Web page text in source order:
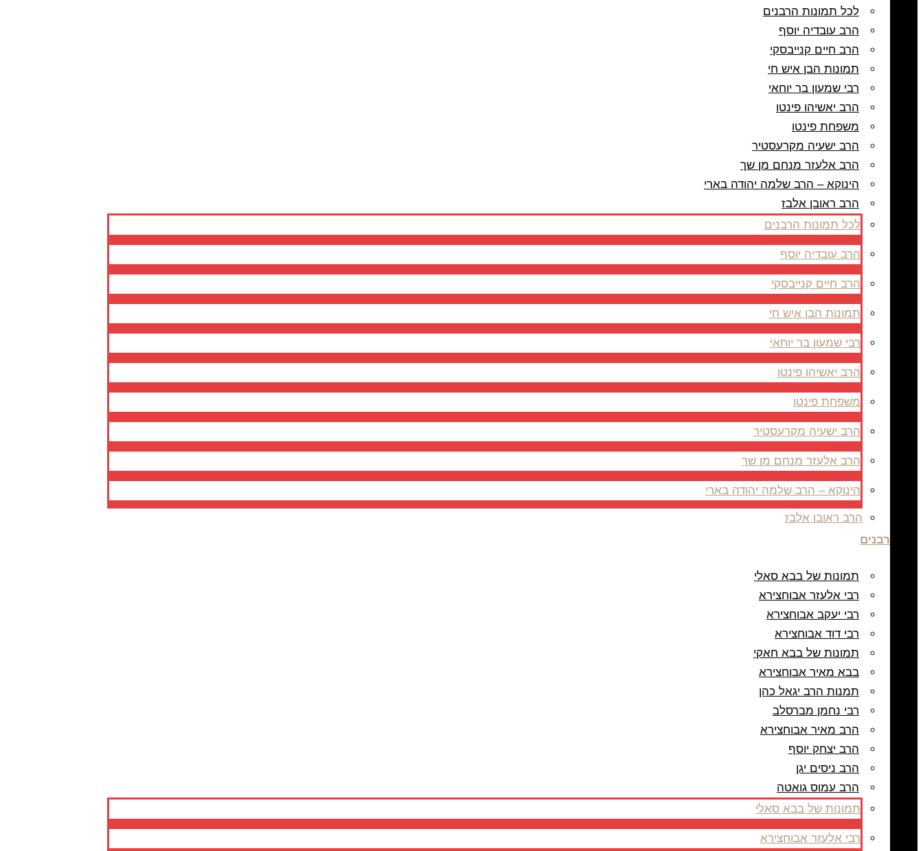
לכל תמונות הרבנים
הרב עובדיה יוסף
הרב חיים קנייבסקי
תמונות הבן איש חי
רבי שמעון בר יוחאי
הרב יאשיהו פינטו
משפחת פינטו
הרב ישעיה מקרעסטיר
הרב אלעזר מנחם מן שך
הינוקא – הרב שלמה יהודה בארי
הרב ראובן אלבז
לכל תמונות הרבנים
הרב עובדיה יוסף
הרב חיים קנייבסקי
תמונות הבן איש חי
רבי שמעון בר יוחאי
הרב יאשיהו פינטו
משפחת פינטו
הרב ישעיה מקרעסטיר
הרב אלעזר מנחם מן שך
הינוקא – הרב שלמה יהודה בארי
הרב ראובן אלבז
רבנים
תמונות של בבא סאלי
רבי אלעזר אבוחצירא
רבי יעקב אבוחצירא
רבי דוד אבוחצירא
תמונות של בבא חאקי
בבא מאיר אבוחצירא
תמנות הרב יגאל כהן
רבי נחמן מברסלב
הרב מאיר אבוחצירא
הרב יצחק יוסף
הרב ניסים יגן
הרב עמוס גואטה
תמונות של בבא סאלי
רבי אלעזר אבוחצירא